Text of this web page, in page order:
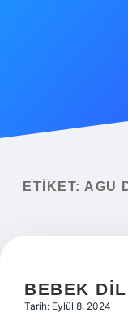
Yasal Uyarı
ETIKET: AGU
BEBEK
Tarih: Eylül 8, 2024